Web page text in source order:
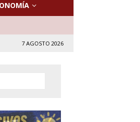
7 AGOSTO 2026